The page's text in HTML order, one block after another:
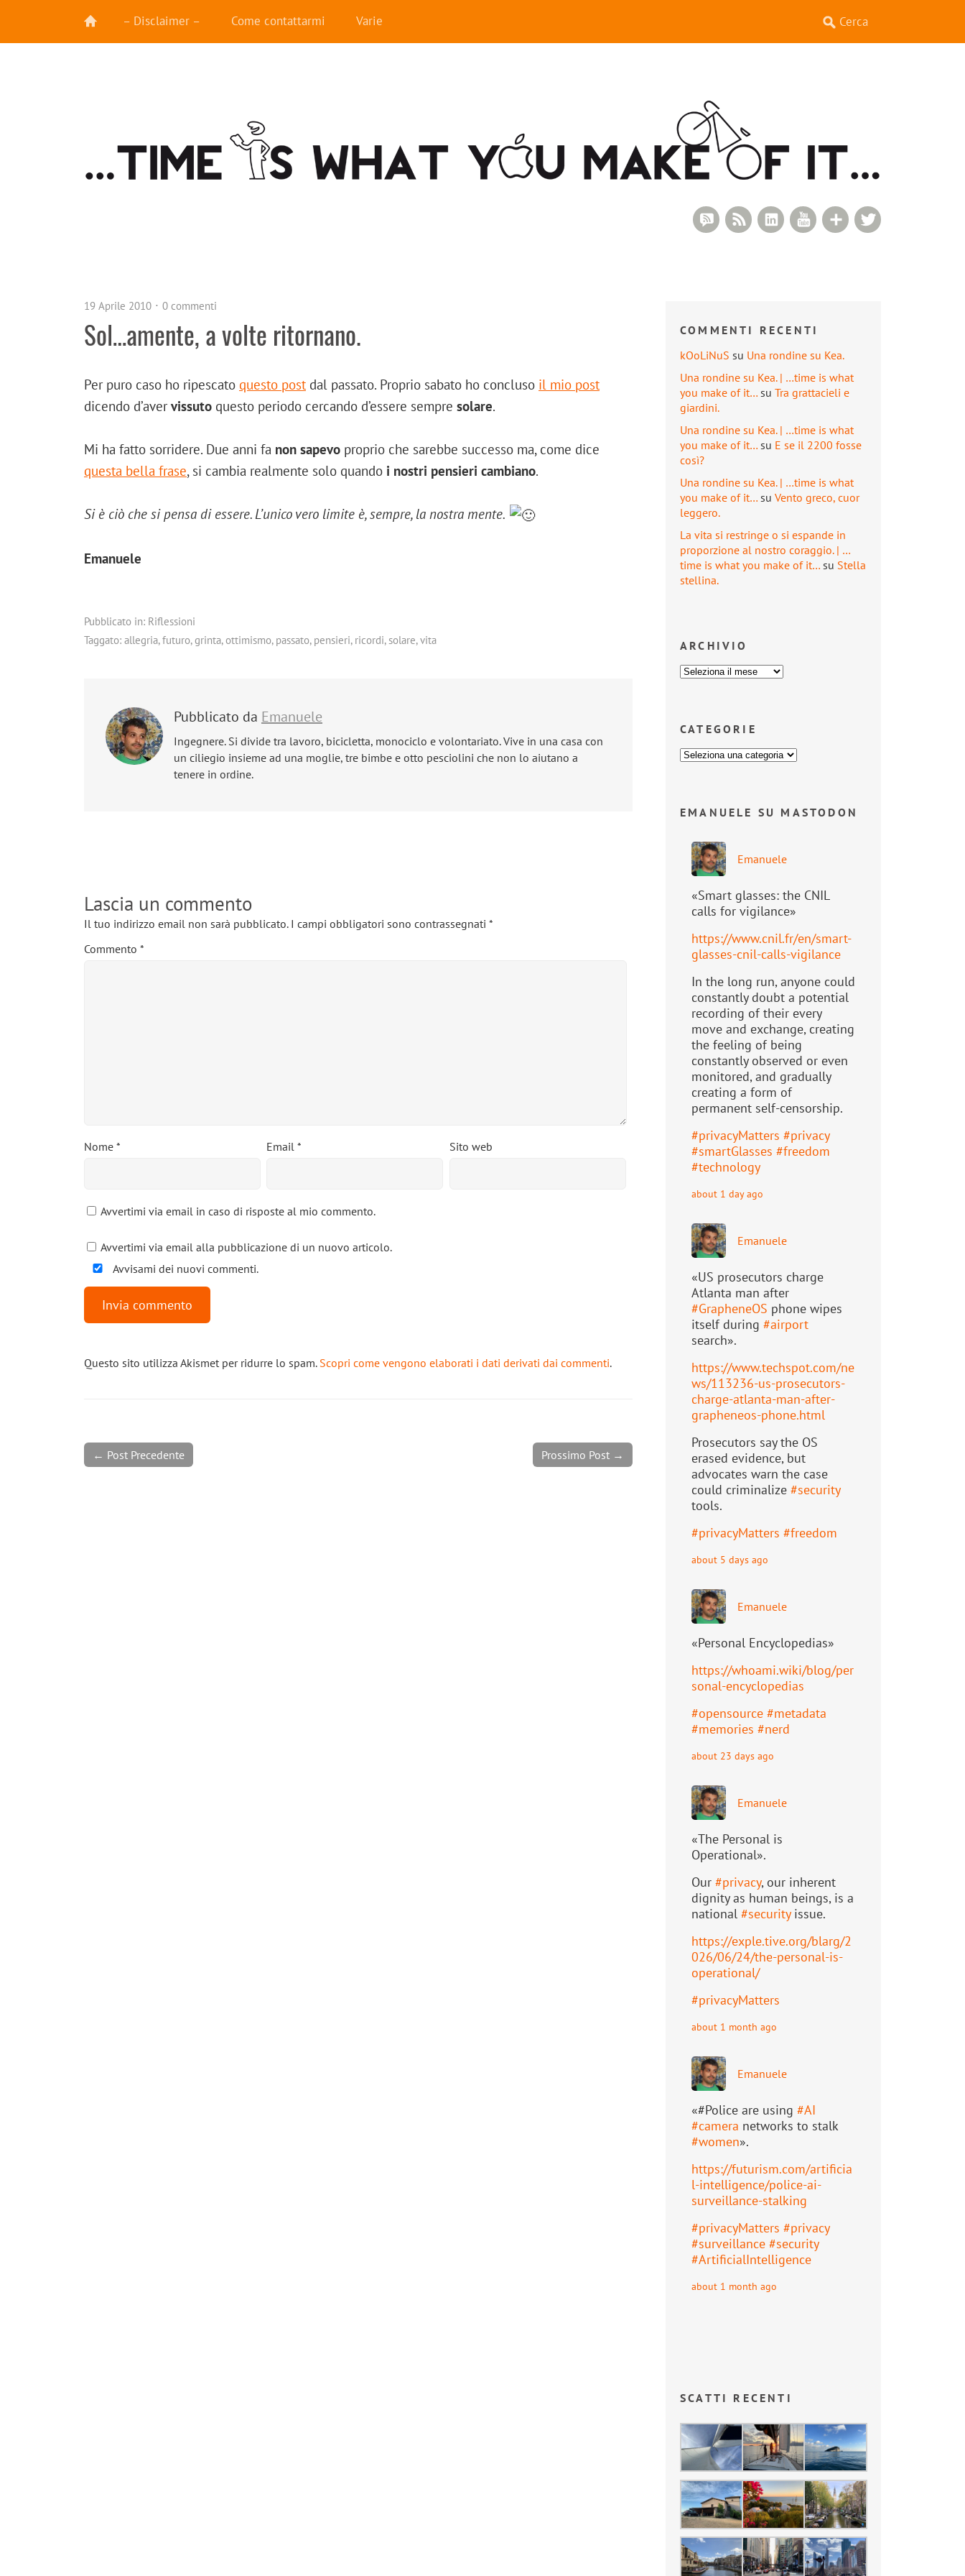
– Disclaimer – Come contattarmi Varie
Google+
YouTube
LinkedIn
RSS Feed
RSS Comments
19 Aprile 2010 0 commenti
Sol…amente, a volte ritornano.
Per puro caso ho ripescato questo post dal passato. Proprio sabato ho concluso il mio post
dicendo d’avervissuto questo periodo cercando d’essere sempre solare.
Mi ha fatto sorridere. Due anni fa non sapevo proprio che sarebbe successo ma, come dice
questa bella frase, si cambia realmente solo quando i nostri pensieri cambiano.
Si è ciò che si pensa di essere. L’unico vero limite è, sempre, la nostra mente.
Emanuele
Pubblicato in: Riflessioni
Taggato: allegria,futuro,grinta,ottimismo, passato, pensieri, ricordi,solare,vita
Pubblicato da Emanuele
Ingegnere. Si divide tra lavoro, bicicletta, monociclo e volontariato. Vive in una casa con
un ciliegio insieme ad una moglie, tre bimbe e otto pesciolini che non lo aiutano a
tenere in ordine.
Lascia un commento
Il tuo indirizzo email non sarà pubblicato. I campi obbligatori sono contrassegnati *
Commento *
Nome * Email* Sito web
Avvertimi via email in caso di risposte al mio commento.
Avvertimi via email alla pubblicazione di un nuovo articolo.
Avvisami dei nuovi commenti.
Questo sito utilizza Akismet per ridurre lo spam. Scopri come vengono elaborati i dati derivati dai commenti.
Prossimo Post →
← Post Precedente
COMMENTI RECENTI
kOoLiNuS su Una rondine su Kea.
Una rondine su Kea. | …time is what
you make of it… su Tra grattacieli e
giardini.
Una rondine su Kea. | …time is what
you make of it… su E se il 2200 fosse
così?
Una rondine su Kea. | …time is what
you make of it… su Vento greco, cuor
leggero.
La vita si restringe o si espande in
proporzione al nostro coraggio. | …
time is what you make of it… su Stella
stellina.
ARCHIVIO
CATEGORIE
EMANUELE SU MASTODON
Emanuele
«Smart glasses: the CNIL
calls for vigilance»
https://www.cnil.fr/en/smart-
glasses-cnil-calls-vigilance
In the long run, anyone could
constantly doubt a potential
recording of their every
move and exchange, creating
the feeling of being
constantly observed or even
monitored, and gradually
creating a form of
permanent self-censorship.
#privacyMatters #privacy
#smartGlasses #freedom
#technology
about 1 day ago
Emanuele
«US prosecutors charge
Atlanta man after
#GrapheneOS phone wipes
itself during #airport
search».
https://www.techspot.com/ne
ws/113236-us-prosecutors-
charge-atlanta-man-after-
grapheneos-phone.html
Prosecutors say the OS
erased evidence, but
advocates warn the case
could criminalize #security
tools.
#privacyMatters #freedom
about 5 days ago
Emanuele
«Personal Encyclopedias»
https://whoami.wiki/blog/per
sonal-encyclopedias
#opensource #metadata
#memories #nerd
about 23 days ago
Emanuele
«The Personal is
Operational».
Our #privacy, our inherent
dignity as human beings, is a
national #securityissue.
https://exple.tive.org/blarg/2
026/06/24/the-personal-is-
operational/
#privacyMatters
about 1 month ago
Emanuele
«#Police are using #AI
#camera networks to stalk
#women».
https://futurism.com/artificia
l-intelligence/police-ai-
surveillance-stalking
#privacyMatters #privacy
#surveillance #security
#ArtificialIntelligence
about 1 month ago
SCATTI RECENTI